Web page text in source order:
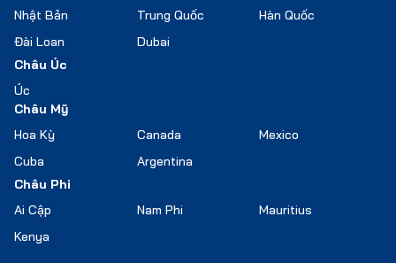
Nhật Bản
Trung Quốc
Hàn Quốc
Đài Loan
Dubai
Châu Úc
Úc
Châu Mỹ
Hoa Kỳ
Canada
Mexico
Cuba
Argentina
Châu Phi
Ai Cập
Nam Phi
Mauritius
Kenya